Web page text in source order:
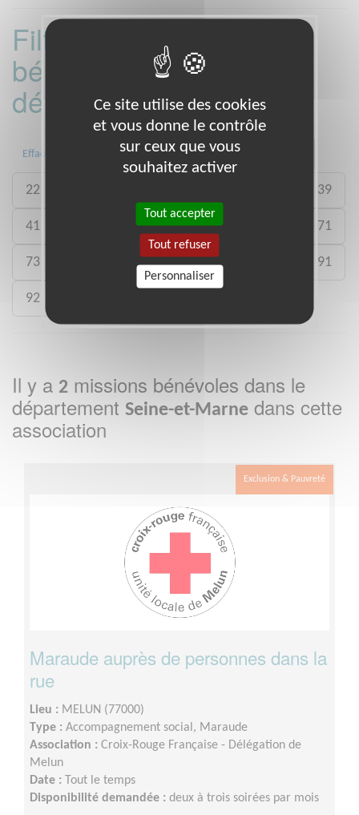
Filtrer les missions
bénévoles par
département :
Effacer 06 13 15
22 39
41 50 54 71
73 78 80 91
92
Il y a 2 missions bénévoles dans le
département Seine-et-Marne dans cette
association
Exclusion & Pauvreté
Maraude auprès de personnes dans la
rue
Lieu : MELUN (77000)
Type : Accompagnement social, Maraude
Association : Croix-Rouge Française - Délégation de
Melun
Date : Tout le temps
Disponibilité demandée : deux à trois soirées par mois
Ce site utilise des cookies
et vous donne le contrôle
sur ceux que vous
souhaitez activer
Tout accepter
Tout refuser
Personnaliser